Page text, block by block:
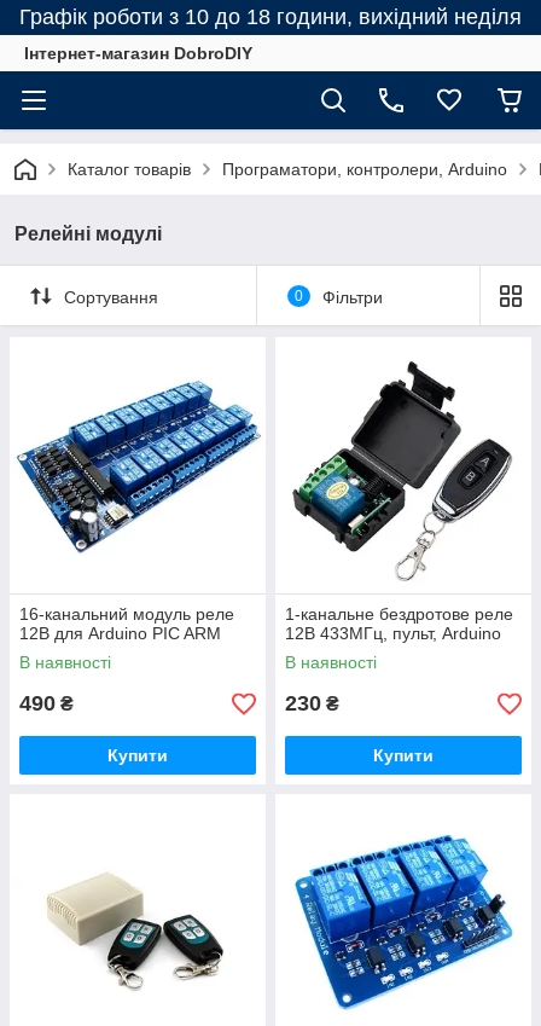
Графік роботи з 10 до 18 години, вихідний неділя
Інтернет-магазин DobroDIY
Каталог товарів Програматори, контролери, Arduino
Релейні модулі
Сортування 0 Фільтри
16-канальний модуль реле
12В для Arduino PIC ARM
В наявності
490 ₴
Купити
1-канальне бездротове реле
12В 433МГц, пульт, Arduino
В наявності
230 ₴
Купити